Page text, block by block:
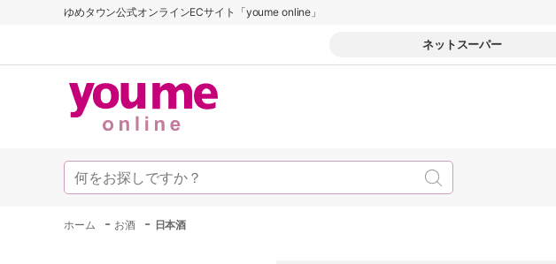
ゆめタウン公式オンラインECサイト「youme online」
ネットスーパー
ホーム - お酒 - 日本酒